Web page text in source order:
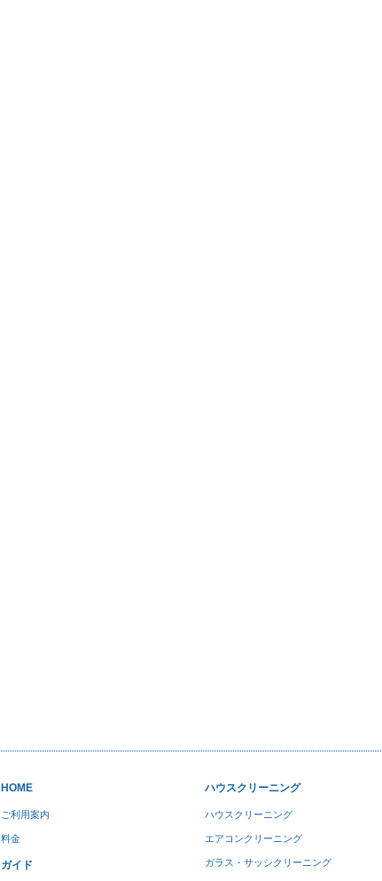
HOME
ご利用案内
料金
ガイド
ハウスクリーニング
ハウスクリーニング
エアコンクリーニング
ガラス・サッシクリーニング